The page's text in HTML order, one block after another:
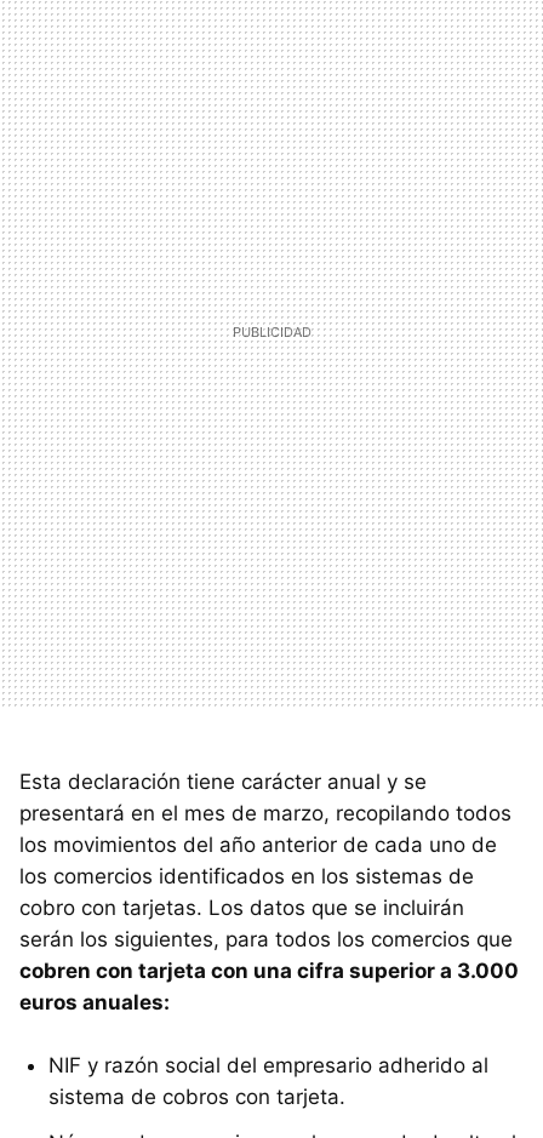
Esta declaración tiene carácter anual y se
presentará en el mes de marzo, recopilando todos
los movimientos del año anterior de cada uno de
los comercios identificados en los sistemas de
cobro con tarjetas. Los datos que se incluirán
serán los siguientes, para todos los comercios que
cobren con tarjeta con una cifra superior a 3.000
euros anuales:
NIF y razón social del empresario adherido al
sistema de cobros con tarjeta.